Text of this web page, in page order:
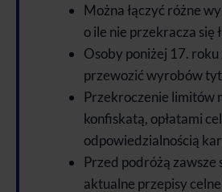
Można łączyć różne
o ile nie przekracza się
Osoby poniżej 17. roku
przewozić wyrobów
Przekroczenie limitów
konfiskatą, opłatami
odpowiedzialnością
Przed podróżą zawsze
aktualne przepisy